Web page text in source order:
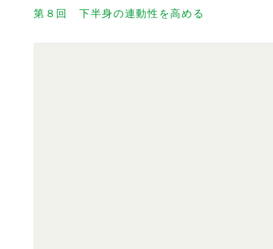
第８回 下半身の連動性を高める